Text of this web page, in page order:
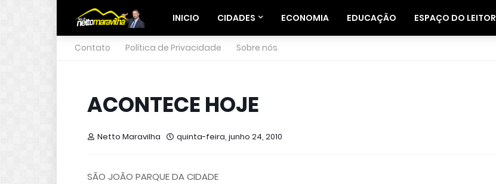
INICIO CIDADES ECONOMIA EDUCAÇÃO ESPAÇO DO LEITOR
Contato Política de Privacidade Sobre nós
ACONTECE HOJE
Netto Maravilha quinta-feira, junho 24, 2010
SÃO JOÃO PARQUE DA CIDADE